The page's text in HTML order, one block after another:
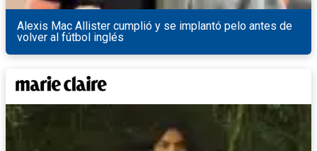
Alexis Mac Allister cumplió y se implantó pelo antes de
volver al fútbol inglés